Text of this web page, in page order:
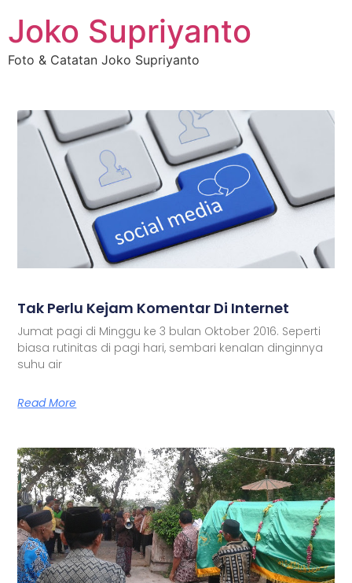
Joko Supriyanto
Foto & Catatan Joko Supriyanto
Tak Perlu Kejam Komentar Di Internet
Jumat pagi di Minggu ke 3 bulan Oktober 2016. Seperti
biasa rutinitas di pagi hari, sembari kenalan dinginnya
suhu air
Read More